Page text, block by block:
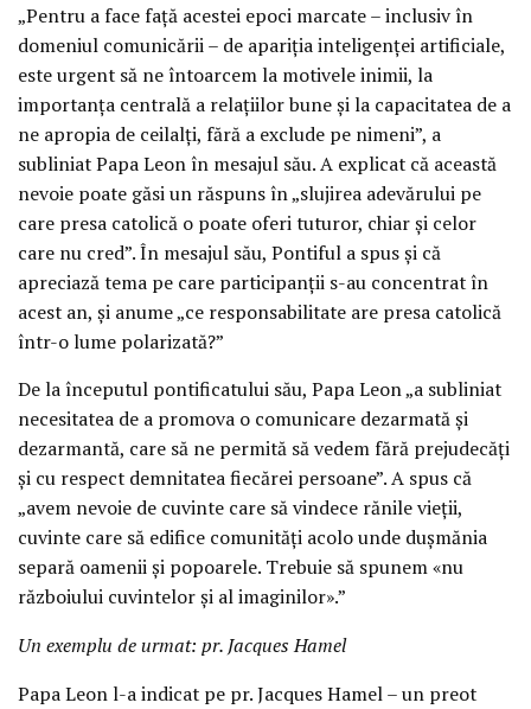
„Pentru a face față acestei epoci marcate – inclusiv în
domeniul comunicării – de apariția inteligenței artificiale,
este urgent să ne întoarcem la motivele inimii, la
importanța centrală a relațiilor bune și la capacitatea de a
ne apropia de ceilalți, fără a exclude pe nimeni”, a
subliniat Papa Leon în mesajul său. A explicat că această
nevoie poate găsi un răspuns în „slujirea adevărului pe
care presa catolică o poate oferi tuturor, chiar și celor
care nu cred”. În mesajul său, Pontiful a spus și că
apreciază tema pe care participanții s-au concentrat în
acest an, și anume „ce responsabilitate are presa catolică
într-o lume polarizată?”
De la începutul pontificatului său, Papa Leon „a subliniat
necesitatea de a promova o comunicare dezarmată și
dezarmantă, care să ne permită să vedem fără prejudecăți
și cu respect demnitatea fiecărei persoane”. A spus că
„avem nevoie de cuvinte care să vindece rănile vieții,
cuvinte care să edifice comunități acolo unde dușmănia
separă oamenii și popoarele. Trebuie să spunem «nu
războiului cuvintelor și al imaginilor».”
Un exemplu de urmat: pr. Jacques Hamel
Papa Leon l-a indicat pe pr. Jacques Hamel – un preot